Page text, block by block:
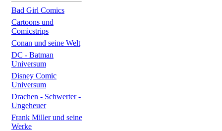
Bad Girl Comics
Cartoons und
Comicstrips
Conan und seine Welt
DC - Batman
Universum
Disney Comic
Universum
Drachen - Schwerter -
Ungeheuer
Frank Miller und seine
Werke